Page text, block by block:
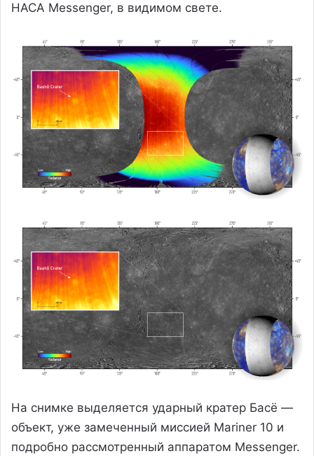
НАСА Messenger, в видимом свете.
На снимке выделяется ударный кратер Басё —
объект, уже замеченный миссией Mariner 10 и
подробно рассмотренный аппаратом Messenger.